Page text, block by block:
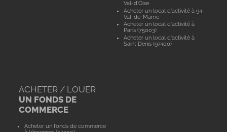
Val-d'Oise
Acheter un local d'activité à 94
Val-de-Marne
Acheter un local d'activité à
Paris (75003)
Acheter un local d'activité à
Saint Denis (97400)
ACHETER / LOUER
UN FONDS DE
COMMERCE
Acheter un fonds de commerce